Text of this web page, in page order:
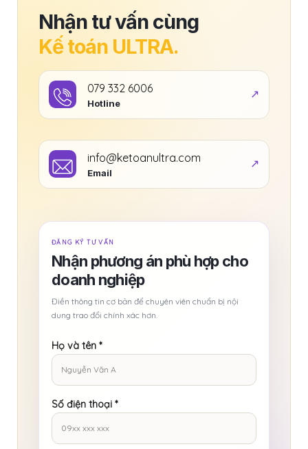
Nhận tư vấn cùng
Kế toán ULTRA.
Hotline
079 332 6006
Email
info@ketoanultra.com
ĐĂNG KÝ TƯ VẤN
Nhận phương án phù hợp cho
doanh nghiệp
Điền thông tin cơ bản để chuyên viên chuẩn bị nội
dung trao đổi chính xác hơn.
Họ và tên *
Số điện thoại *